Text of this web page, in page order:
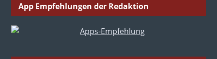
App Empfehlungen der Redaktion